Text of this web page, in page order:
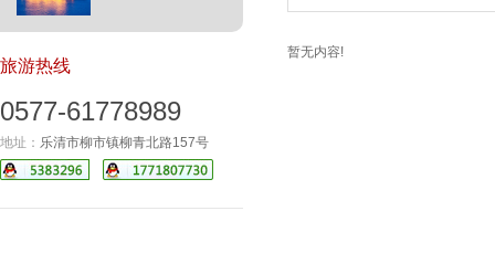
旅游热线
0577-61778989
地址： 乐清市柳市镇柳青北路157号
暂无内容!